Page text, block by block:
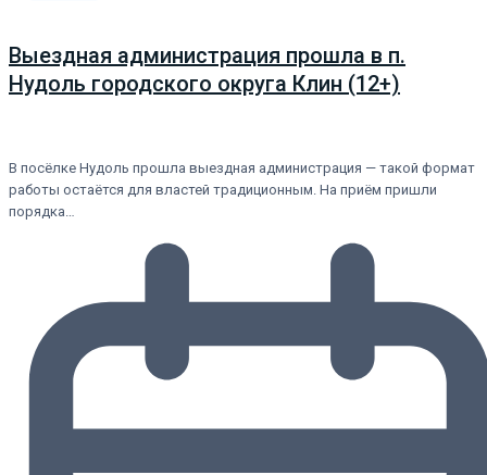
Выездная администрация прошла в п.
Нудоль городского округа Клин (12+)
В посёлке Нудоль прошла выездная администрация — такой формат
работы остаётся для властей традиционным. На приём пришли
порядка…